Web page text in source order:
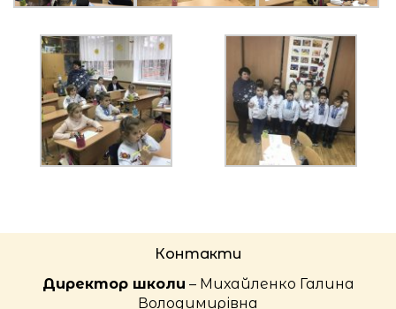
Контакти
Директор школи – Михайленко Галина
Володимирівна